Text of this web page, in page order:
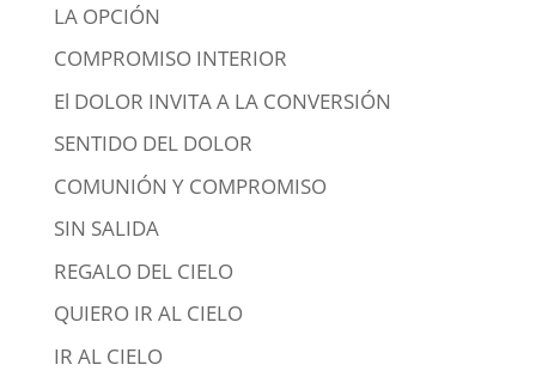
LA OPCIÓN
COMPROMISO INTERIOR
El DOLOR INVITA A LA CONVERSIÓN
SENTIDO DEL DOLOR
COMUNIÓN Y COMPROMISO
SIN SALIDA
REGALO DEL CIELO
QUIERO IR AL CIELO
IR AL CIELO